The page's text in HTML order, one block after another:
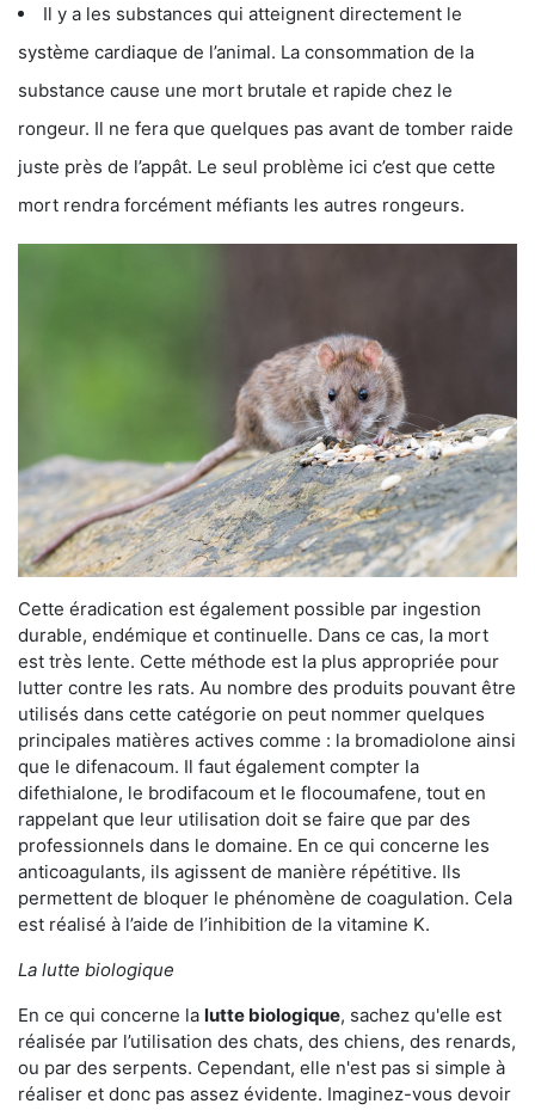
Il y a les substances qui atteignent directement le
système cardiaque de l’animal. La consommation de la
substance cause une mort brutale et rapide chez le
rongeur. Il ne fera que quelques pas avant de tomber raide
juste près de l’appât. Le seul problème ici c’est que cette
mort rendra forcément méfiants les autres rongeurs.
Cette éradication est également possible par ingestion
durable, endémique et continuelle. Dans ce cas, la mort
est très lente. Cette méthode est la plus appropriée pour
lutter contre les rats. Au nombre des produits pouvant être
utilisés dans cette catégorie on peut nommer quelques
principales matières actives comme : la bromadiolone ainsi
que le difenacoum. Il faut également compter la
difethialone, le brodifacoum et le flocoumafene, tout en
rappelant que leur utilisation doit se faire que par des
professionnels dans le domaine. En ce qui concerne les
anticoagulants, ils agissent de manière répétitive. Ils
permettent de bloquer le phénomène de coagulation. Cela
est réalisé à l’aide de l’inhibition de la vitamine K.
La lutte biologique
En ce qui concerne la lutte biologique, sachez qu'elle est
réalisée par l’utilisation des chats, des chiens, des renards,
ou par des serpents. Cependant, elle n'est pas si simple à
réaliser et donc pas assez évidente. Imaginez-vous devoir